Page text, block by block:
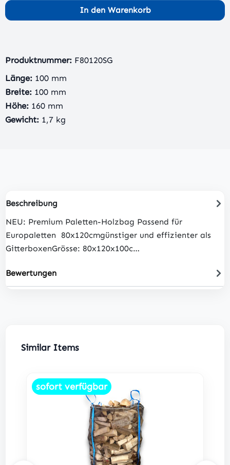
In den Warenkorb
Produktnummer: F80120SG
Länge: 100 mm
Breite: 100 mm
Höhe: 160 mm
Gewicht: 1,7 kg
Beschreibung
NEU: Premium Paletten-Holzbag Passend für
Europaletten 80x120cmgünstiger und effizienter als
GitterboxenGrösse: 80x120x100c…
Bewertungen
Produktgalerie überspringen
Similar Items
sofort verfügbar